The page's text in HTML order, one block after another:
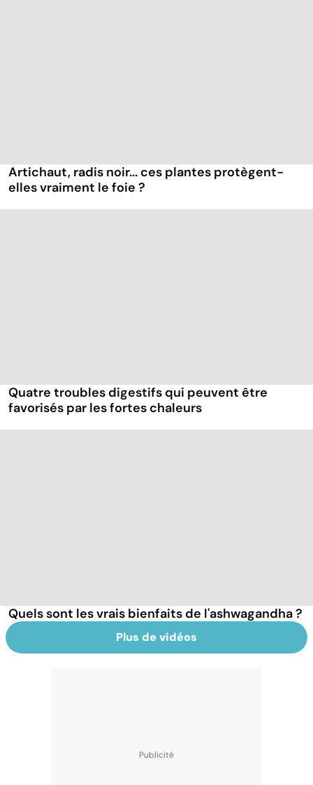
Artichaut, radis noir... ces plantes protègent-
elles vraiment le foie ?
Quatre troubles digestifs qui peuvent être
favorisés par les fortes chaleurs
Quels sont les vrais bienfaits de l'ashwagandha ?
Plus de vidéos